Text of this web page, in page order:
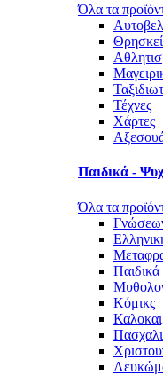
Όλα τα
Τέχνες
Χάρτες
Παιδικά -
Όλα τα
Κόμικς